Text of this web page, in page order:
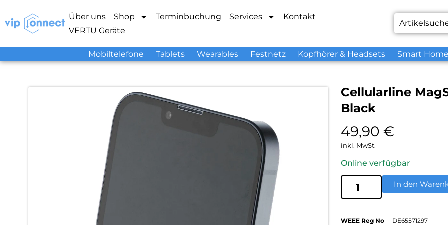
Über uns Shop Terminbuchung Services
Kontakt
VERTU Geräte
Mobiltelefone Tablets Wearables Festnetz Kopfhörer & Headsets Smart
Cellularline
Black
49,90 €
inkl. MwSt.
Online verfügbar
In den
WEEE Reg No
DE65571297